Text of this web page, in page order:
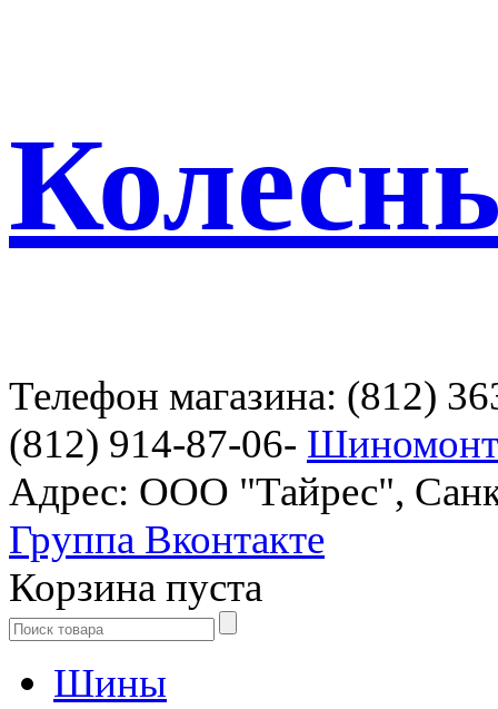
Телефон магазина: (812)
(812) 914-87-06-
Адрес: ООО "Тайрес",
Группа Вконтакте
Корзина пуста
Шины